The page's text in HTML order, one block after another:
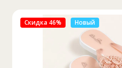
Скидка 27% Новый